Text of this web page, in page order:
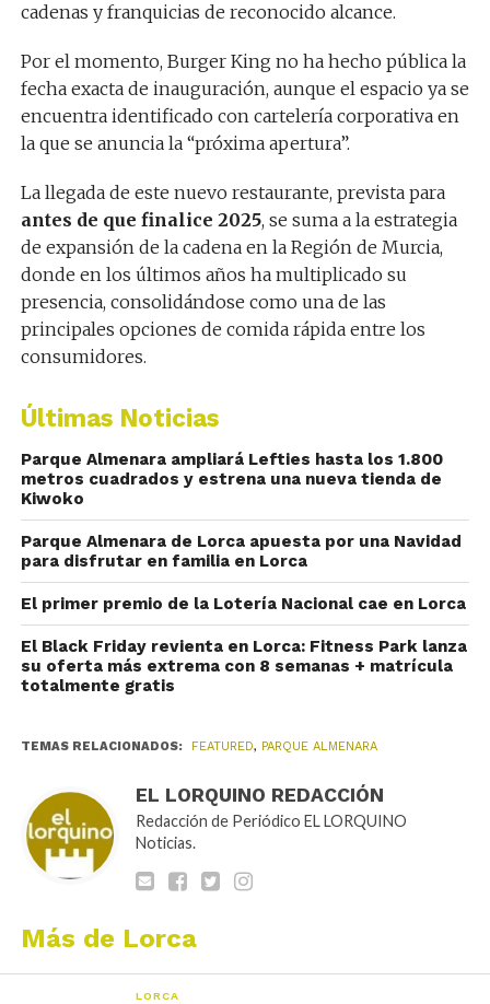
cadenas y franquicias de reconocido alcance.
Por el momento, Burger King no ha hecho pública la
fecha exacta de inauguración, aunque el espacio ya se
encuentra identificado con cartelería corporativa en
la que se anuncia la “próxima apertura”.
La llegada de este nuevo restaurante, prevista para
antes de que finalice 2025, se suma a la estrategia
de expansión de la cadena en la Región de Murcia,
donde en los últimos años ha multiplicado su
presencia, consolidándose como una de las
principales opciones de comida rápida entre los
consumidores.
Últimas Noticias
Parque Almenara ampliará Lefties hasta los 1.800
metros cuadrados y estrena una nueva tienda de
Kiwoko
Parque Almenara de Lorca apuesta por una Navidad
para disfrutar en familia en Lorca
El primer premio de la Lotería Nacional cae en Lorca
El Black Friday revienta en Lorca: Fitness Park lanza
su oferta más extrema con 8 semanas + matrícula
totalmente gratis
TEMAS RELACIONADOS: FEATURED, PARQUE ALMENARA
EL LORQUINO REDACCIÓN
Redacción de Periódico EL LORQUINO
Noticias.
Más de Lorca
LORCA